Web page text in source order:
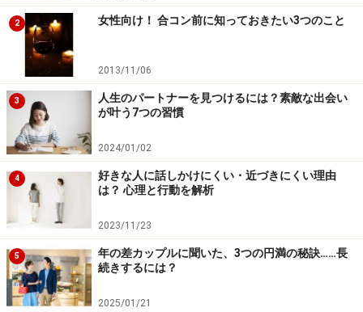
2 女性向け！ 合コン前に知っておきたい3つのこと
2013/11/06
3
人生のパートナーを見つけるには？素敵な出会い
が叶う7つの習慣
2024/01/02
4
好きな人に話しかけにくい・近づきにくい理由
は？ 心理と行動を解析
2023/11/23
5
年の差カップルに聞いた、3つの円満の秘訣……長
続きするには？
2025/01/21